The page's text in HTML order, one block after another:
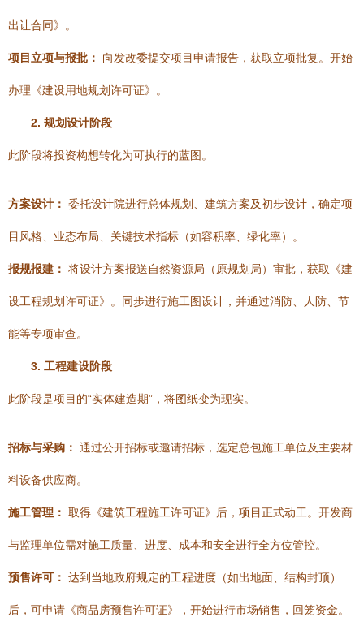
出让合同》。
项目立项与报批： 向发改委提交项目申请报告，获取立项批复。开始
办理《建设用地规划许可证》。
2. 规划设计阶段
此阶段将投资构想转化为可执行的蓝图。
方案设计： 委托设计院进行总体规划、建筑方案及初步设计，确定项
目风格、业态布局、关键技术指标（如容积率、绿化率）。
报规报建： 将设计方案报送自然资源局（原规划局）审批，获取《建
设工程规划许可证》。同步进行施工图设计，并通过消防、人防、节
能等专项审查。
3. 工程建设阶段
此阶段是项目的“实体建造期”，将图纸变为现实。
招标与采购： 通过公开招标或邀请招标，选定总包施工单位及主要材
料设备供应商。
施工管理： 取得《建筑工程施工许可证》后，项目正式动工。开发商
与监理单位需对施工质量、进度、成本和安全进行全方位管控。
预售许可： 达到当地政府规定的工程进度（如出地面、结构封顶）
后，可申请《商品房预售许可证》，开始进行市场销售，回笼资金。